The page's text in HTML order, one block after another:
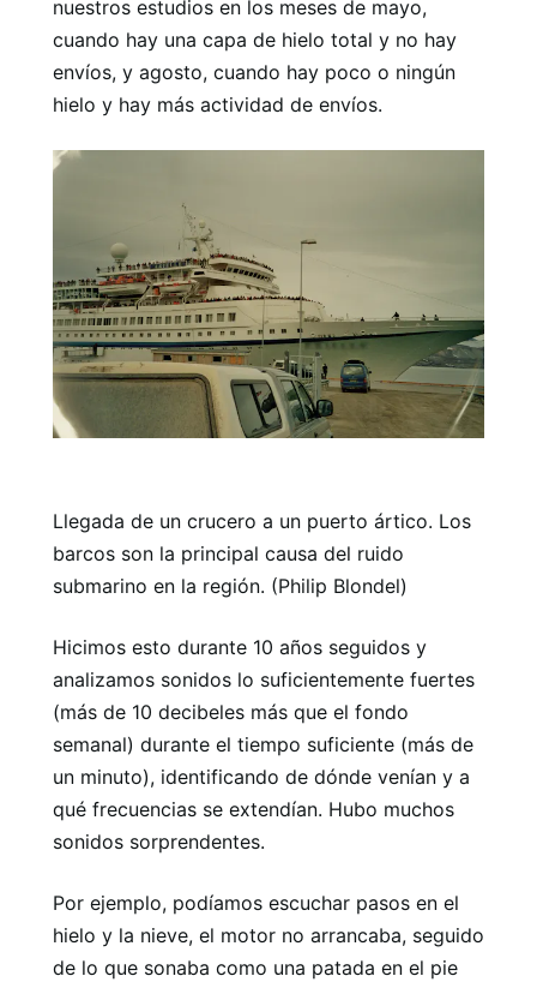
nuestros estudios en los meses de mayo,
cuando hay una capa de hielo total y no hay
envíos, y agosto, cuando hay poco o ningún
hielo y hay más actividad de envíos.
Llegada de un crucero a un puerto ártico. Los
barcos son la principal causa del ruido
submarino en la región. (Philip Blondel)
Hicimos esto durante 10 años seguidos y
analizamos sonidos lo suficientemente fuertes
(más de 10 decibeles más que el fondo
semanal) durante el tiempo suficiente (más de
un minuto), identificando de dónde venían y a
qué frecuencias se extendían. Hubo muchos
sonidos sorprendentes.
Por ejemplo, podíamos escuchar pasos en el
hielo y la nieve, el motor no arrancaba, seguido
de lo que sonaba como una patada en el pie